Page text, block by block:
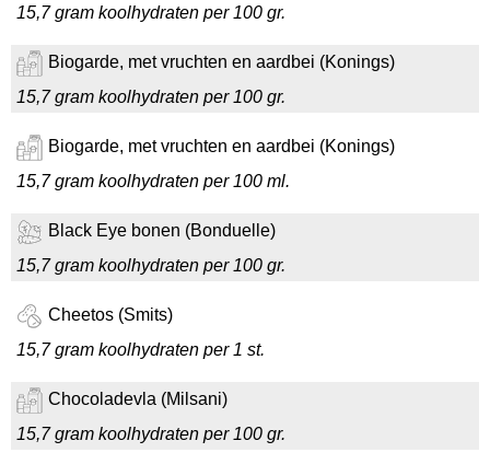
15,7 gram koolhydraten per 100 gr.
Biogarde, met vruchten en aardbei (Konings)
15,7 gram koolhydraten per 100 gr.
Biogarde, met vruchten en aardbei (Konings)
15,7 gram koolhydraten per 100 ml.
Black Eye bonen (Bonduelle)
15,7 gram koolhydraten per 100 gr.
Cheetos (Smits)
15,7 gram koolhydraten per 1 st.
Chocoladevla (Milsani)
15,7 gram koolhydraten per 100 gr.